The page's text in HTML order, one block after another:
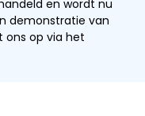
en wordt nu
demonstratie van
op via het